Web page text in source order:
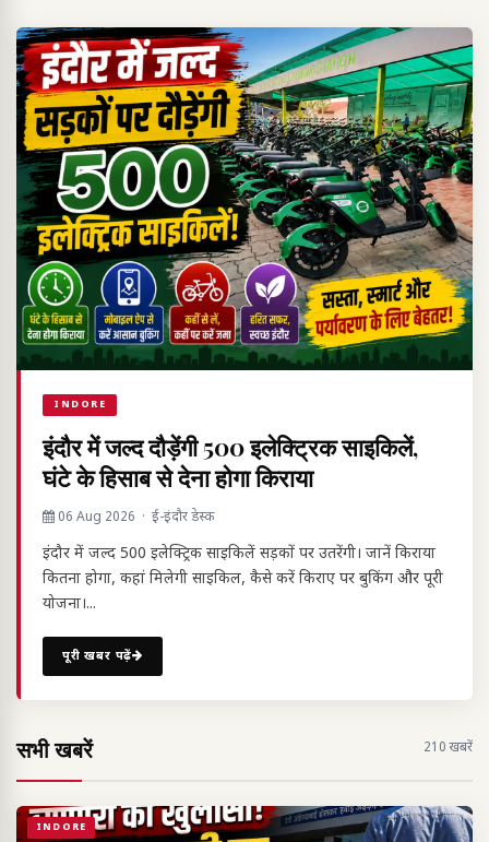
INDORE
इंदौर में जल्द दौड़ेंगी 500 इलेक्ट्रिक साइकिलें,
घंटे के हिसाब से देना होगा किराया
06 Aug 2026 · ई-इंदौर डेस्क
इंदौर में जल्द 500 इलेक्ट्रिक साइकिलें सड़कों पर उतरेंगी। जानें किराया
कितना होगा, कहां मिलेगी साइकिल, कैसे करें किराए पर बुकिंग और पूरी
योजना।...
पूरी खबर पढ़ें
सभी खबरें 210 खबरें
INDORE